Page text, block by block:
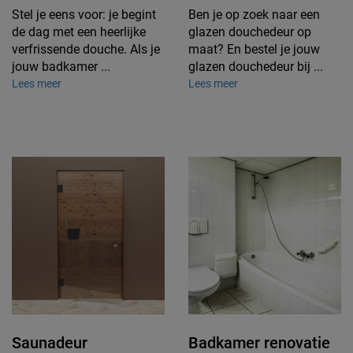
Stel je eens voor: je begint
de dag met een heerlijke
verfrissende douche. Als je
jouw badkamer ...
Lees meer
Ben je op zoek naar een
glazen douchedeur op
maat? En bestel je jouw
glazen douchedeur bij ...
Lees meer
Saunadeur Badkamer renovatie